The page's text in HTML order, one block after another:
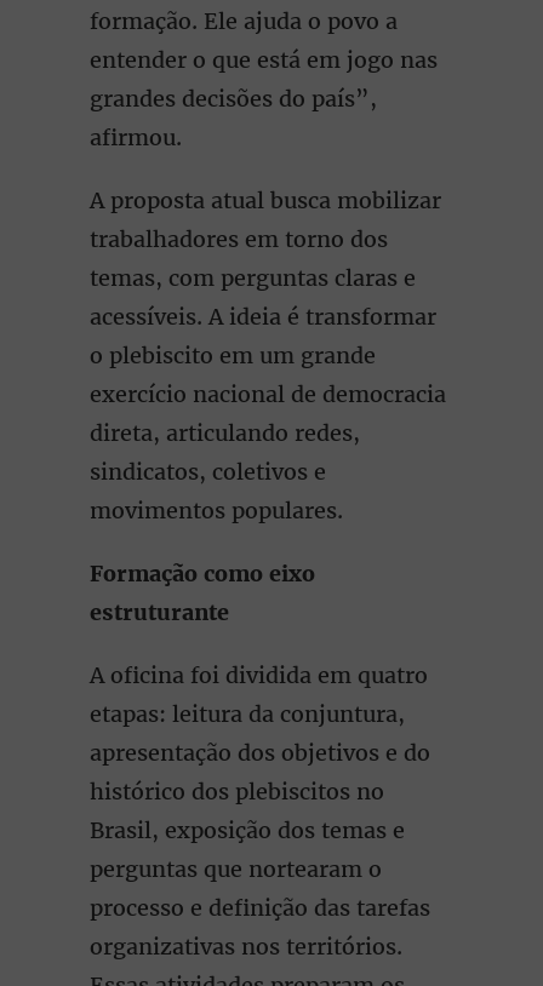
formação. Ele ajuda o povo a
entender o que está em jogo nas
grandes decisões do país”,
afirmou.
A proposta atual busca mobilizar
trabalhadores em torno dos
temas, com perguntas claras e
acessíveis. A ideia é transformar
o plebiscito em um grande
exercício nacional de democracia
direta, articulando redes,
sindicatos, coletivos e
movimentos populares.
Formação como eixo
estruturante
A oficina foi dividida em quatro
etapas: leitura da conjuntura,
apresentação dos objetivos e do
histórico dos plebiscitos no
Brasil, exposição dos temas e
perguntas que nortearam o
processo e definição das tarefas
organizativas nos territórios.